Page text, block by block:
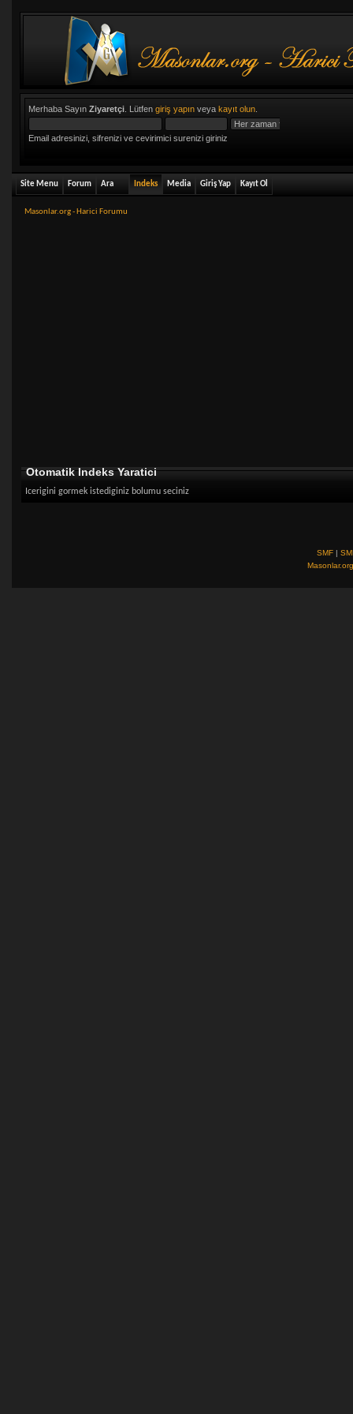
Merhaba Sayın Ziyaretçi. Lütfen giriş yapınveya kayıt olun.
Email adresinizi, sifrenizi ve cevirimici surenizi giriniz
Site Menu Forum Ara Indeks Media Giriş Yap Kayıt Ol
Masonlar.org - Harici Forumu
Otomatik Indeks Yaratici
Icerigini gormek istediginiz bolumu seciniz
SMF |
Masonlar.org